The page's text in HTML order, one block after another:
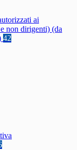
ai
non dirigenti) (da
42